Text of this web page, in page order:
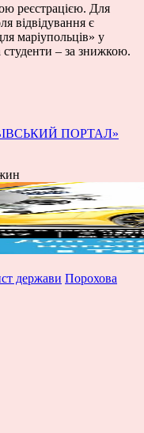
реєстрацією. Для
відвідування є
маріупольців» у
студенти – за знижкою.
ПОРТАЛ»
держави Порохова